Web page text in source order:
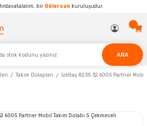
bir Gülersan kuruluşudur.
ARA
Takım Dolapları İzeltaş 8235 32 6005 Partner Mobil